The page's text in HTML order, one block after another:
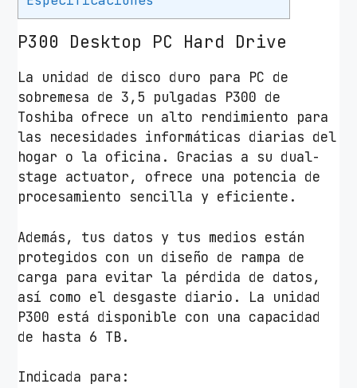
T
B
3
.
5
"
/
S
A
A
I
I
I
/
6
M
P300 Desktop PC Hard Drive
La unidad de disco duro para PC de
sobremesa de 3,5 pulgadas P300 de
Toshiba ofrece un alto rendimiento para
las necesidades informáticas diarias del
hogar o la oficina. Gracias a su dual-
stage actuator, ofrece una potencia de
procesamiento sencilla y eficiente.
Además, tus datos y tus medios están
protegidos con un diseño de rampa de
carga para evitar la pérdida de datos,
así como el desgaste diario. La unidad
P300 está disponible con una capacidad
de hasta 6 TB.
Indicada para: